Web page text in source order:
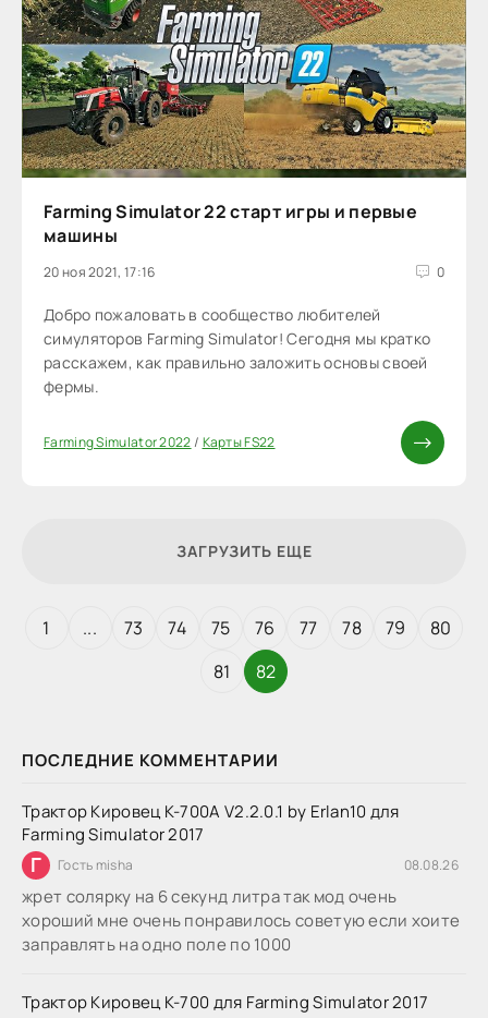
ПОСЛЕДНИЕ КОММЕНТАРИИ
Трактор Кировец К-700А V2.2.0.1 by Erlan10 для
Farming Simulator 2017
Г Гость misha 08.08.26
жрет солярку на 6 секунд литра так мод очень
хороший мне очень понравилось советую если хоите
заправлять на одно поле по 1000
Трактор Кировец К-700 для Farming Simulator 2017
Farming Simulator 22 старт игры и первые
машины
20 ноя 2021, 17:16 0
Добро пожаловать в сообщество любителей
симуляторов Farming Simulator! Сегодня мы кратко
расскажем, как правильно заложить основы своей
фермы.
Farming Simulator 2022/ Карты FS22
ЗАГРУЗИТЬ ЕЩЕ
1 ... 73 74 75 76 77 78 79
80
81
82